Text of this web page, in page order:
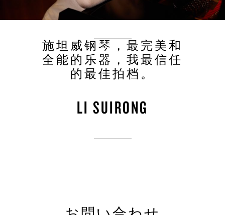
施坦威钢琴，最完美和
全能的乐器，我最信任
的最佳拍档。
LI SUIRONG